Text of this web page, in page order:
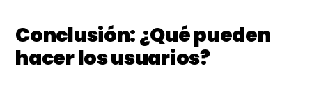
Conclusión: ¿Qué pueden
hacer los usuarios?